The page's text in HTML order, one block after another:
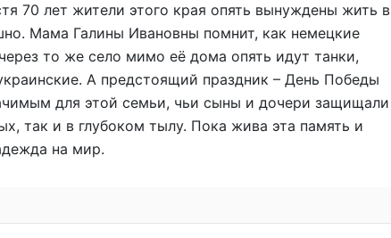
лет жители этого края опять вынуждены жить в
Мама Галины Ивановны помнит, как немецкие
то же село мимо её дома опять идут танки,
А предстоящий праздник – День Победы
для этой семьи, чьи сыны и дочери защищали
так и в глубоком тылу. Пока жива эта память и
на мир.